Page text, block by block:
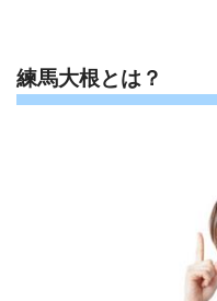
練馬大根とは？